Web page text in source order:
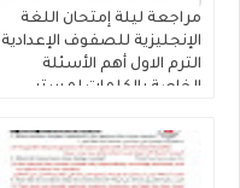
مراجعة ليلة إمتحان اللغة
الإنجليزية للصفوف الإعدادية
الترم الاول أهم الأسئلة
الخاصة بالكلمات لمستر